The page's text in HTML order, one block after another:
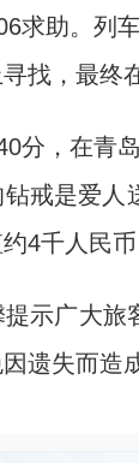
求助。列
找，最终
，在青岛
戒是爱人
4千人民币
广大旅客
遗失而造